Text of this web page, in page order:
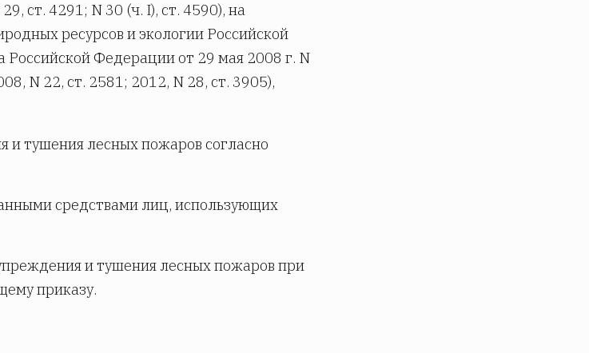
ст. 4291; N 30 (ч. I), ст. 4590), на
ресурсов и экологии Российской
Федерации от 29 мая 2008 г. N
N 22, ст. 2581; 2012, N 28, ст. 3905),
тушения лесных пожаров согласно
средствами лиц, использующих
и тушения лесных пожаров при
приказу.